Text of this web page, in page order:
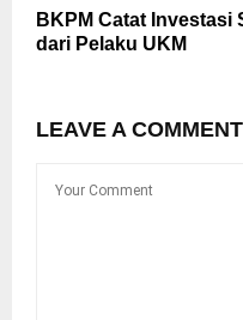
BKPM Catat Investasi
dari Pelaku UKM
LEAVE A COMMENT